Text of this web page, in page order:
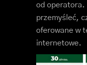
od operatora.
przemyśleć,
oferowane w
internetowe.